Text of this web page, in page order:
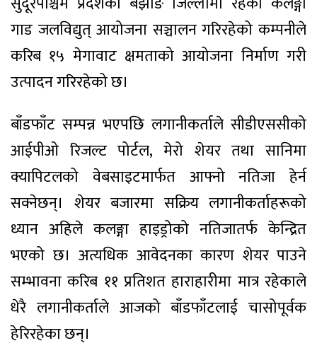
गाड जलविद्युत् आयोजना सञ्चालन गरिरहेको कम्पनीले
करिब १५ मेगावाट क्षमताको आयोजना निर्माण गरी
उत्पादन गरिरहेको छ।
बाँडफाँट सम्पन्न भएपछि लगानीकर्ताले सीडीएससीको
आईपीओ रिजल्ट पोर्टल, मेरो शेयर तथा सानिमा
क्यापिटलको वेबसाइटमार्फत आफ्नो नतिजा हेर्न
सक्नेछन्। शेयर बजारमा सक्रिय लगानीकर्ताहरूको
ध्यान अहिले कलङ्गा हाइड्रोको नतिजातर्फ केन्द्रित
भएको छ। अत्यधिक आवेदनका कारण शेयर पाउने
सम्भावना करिब ११ प्रतिशत हाराहारीमा मात्र रहेकाले
धेरै लगानीकर्ताले आजको बाँडफाँटलाई चासोपूर्वक
हेरिरहेका छन्।